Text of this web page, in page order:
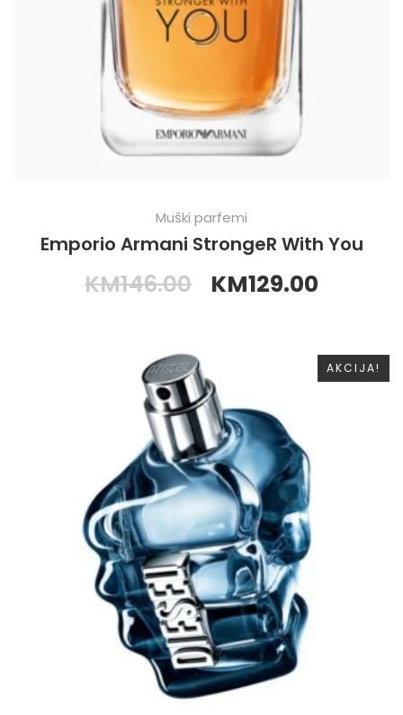
Muški parfemi
Emporio Armani StrongeR With You
KM146.00 KM129.00
AKCIJA!